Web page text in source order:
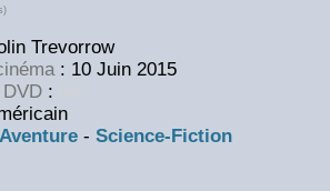
Trevorrow
: 10 Juin 2015
:
Aventure - Science-Fiction